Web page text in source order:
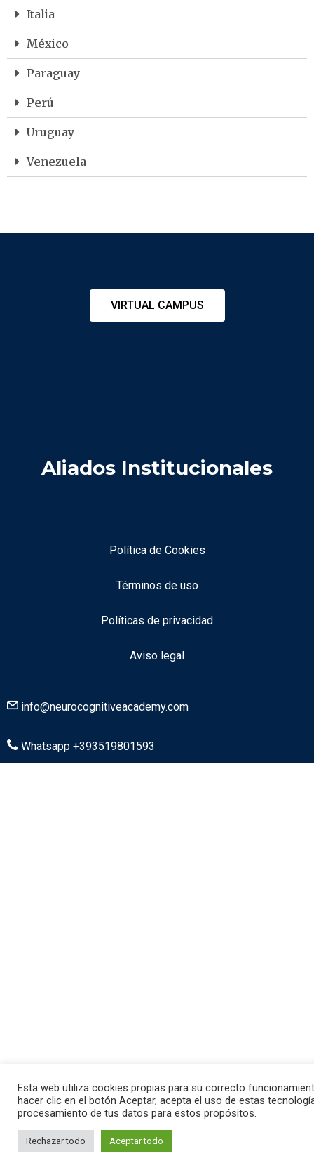
Italia
México
Paraguay
Perú
Uruguay
Venezuela
VIRTUAL CAMPUS
Aliados Institucionales
Política de Cookies
Términos de uso
Políticas de privacidad
Aviso legal
info@neurocognitiveacademy.com
Whatsapp +393519801593
Esta web utiliza cookies propias para su correcto
hacer clic en el botón Aceptar, acepta el uso de estas
procesamiento de tus datos para estos propósitos.
Rechazar todo Aceptar todo